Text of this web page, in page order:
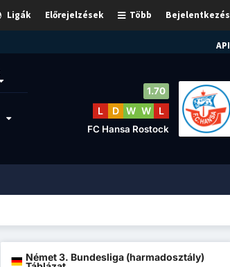
Bejelentkezés
Több
Előrejelzések
Ligák
API
1.70
L D W W L
FC Hansa Rostock
Német 3. Bundesliga (harmadosztály)